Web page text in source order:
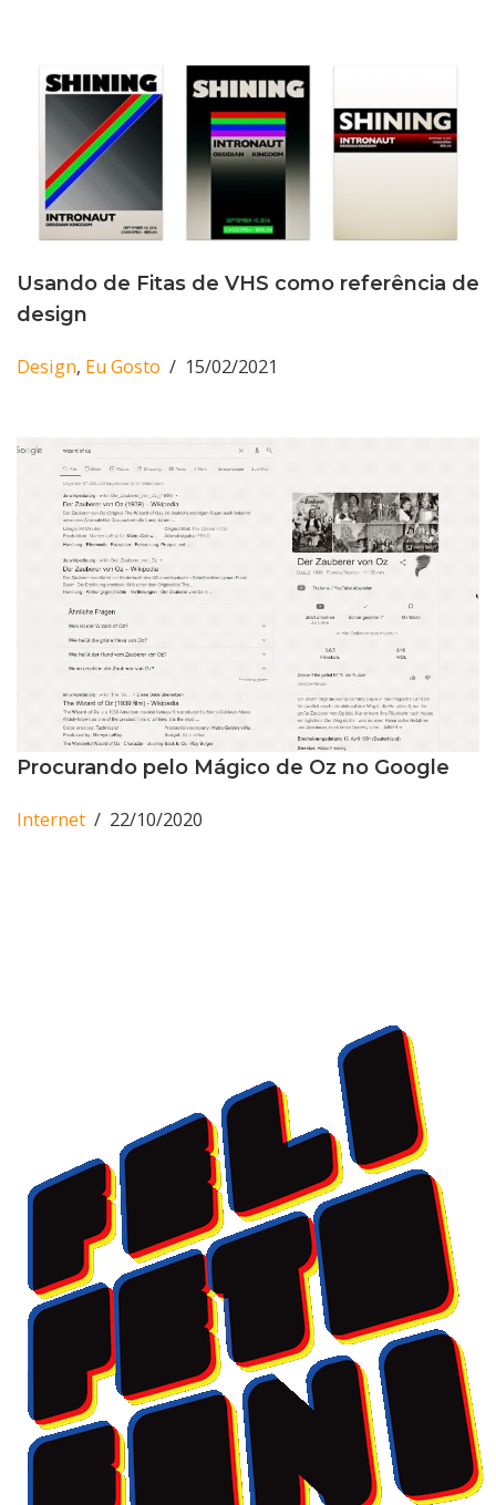
Usando de Fitas de VHS como referência de
design
Design, Eu Gosto 15/02/2021
Procurando pelo Mágico de Oz no Google
Internet 22/10/2020